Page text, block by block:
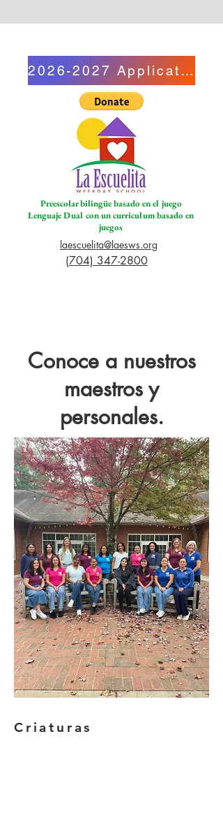
2026-2027 Application
Preescolar bilingüe basado en el juego
Lenguaje Dual con un curriculum basado en
juegos
laescuelita@laesws.org
(704) 347-2800
Conoce a nuestros
maestros y
personales.
Criaturas